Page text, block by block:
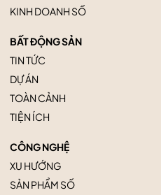
KINH DOANH SỐ
BẤT ĐỘNG SẢN
TIN TỨC
DỰ ÁN
TOÀN CẢNH
TIỆN ÍCH
CÔNG NGHỆ
XU HƯỚNG
SẢN PHẨM SỐ